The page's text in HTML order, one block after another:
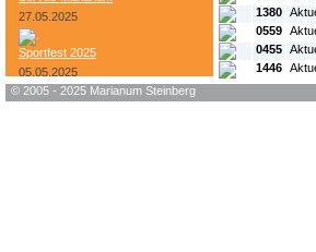
27.05.2025
Sportfest 2025
05.05.2025
1380
0559
0455
1446
© 2005 - 2025 Marianum Steinberg